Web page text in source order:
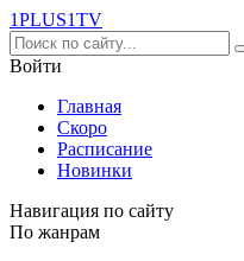
1PLUS1TV
Войти
Главная
Скоро
Расписание
Новинки
Навигация по сайту
По жанрам